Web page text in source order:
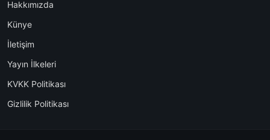
Hakkımızda
Künye
İletişim
Yayın İlkeleri
KVKK Politikası
Gizlilik Politikası